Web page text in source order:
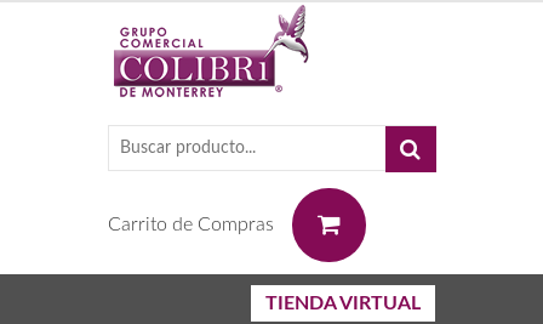
Carrito de Compras
TIENDA VIRTUAL